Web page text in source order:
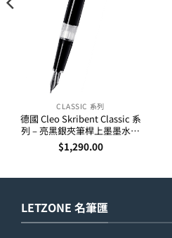
CLASSIC 系列
德國 Cleo Skribent Classic 系
列 – 亮黑銀夾筆桿上墨墨水筆
(24000-02)
$1,290.00
LETZONE 名筆匯